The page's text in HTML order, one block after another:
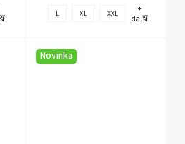
L XL XXL
+
další
Novinka